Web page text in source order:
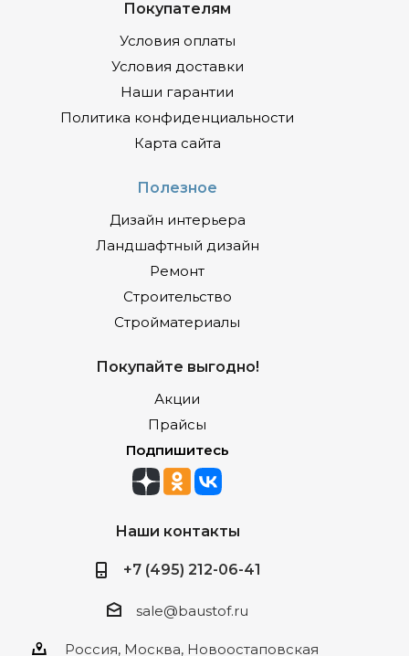
Покупателям
Условия оплаты
Условия доставки
Наши гарантии
Политика конфиденциальности
Карта сайта
Полезное
Дизайн интерьера
Ландшафтный дизайн
Ремонт
Строительство
Стройматериалы
Покупайте выгодно!
Акции
Прайсы
Подпишитесь
Наши контакты
+7 (495) 212-06-41
sale@baustof.ru
Россия, Москва, Новоостаповская